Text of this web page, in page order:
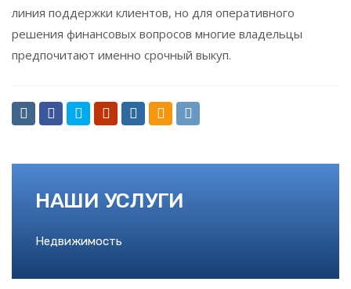
линия поддержки клиентов, но для оперативного
решения финансовых вопросов многие владельцы
предпочитают именно срочный выкуп.
НАШИ УСЛУГИ
Недвижимость